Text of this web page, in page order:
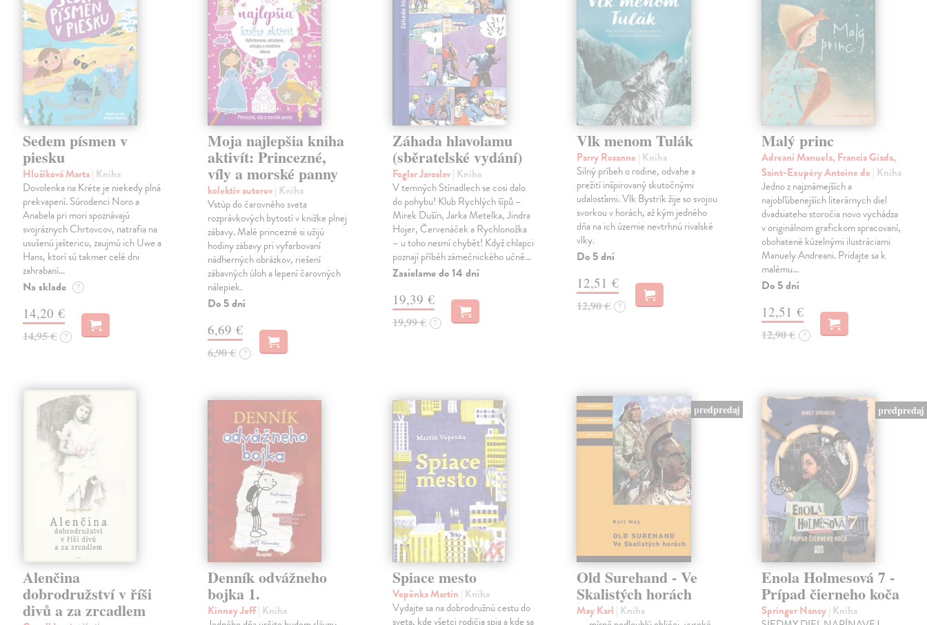
Sedem písmen v
piesku
Hlušíková Marta| Kniha
Dovolenka na Kréte je niekedy plná
prekvapení. Súrodenci Noro a
Anabela pri mori spoznávajú
svojráznych Chrtovcov, natrafia na
usušenú jaštericu, zaujmú ich Uwe a
Hans, ktorí sú takmer celé dni
zahrabaní…
Na sklade ?
14,20 €
14,95 € ?
Moja najlepšia kniha
aktivít: Princezné,
víly a morské panny
kolektív autorov| Kniha
Vstúp do čarovného sveta
rozprávkových bytostí v knižke plnej
zábavy. Malé princezné si užijú
hodiny zábavy pri vyfarbovaní
nádherných obrázkov, riešení
zábavných úloh a lepení čarovných
nálepiek.
Do 5 dní
6,69 €
6,90 € ?
Záhada hlavolamu
(sběratelské vydání)
Foglar Jaroslav| Kniha
V temných Stínadlech se cosi dalo
do pohybu! Klub Rychlých šípů –
Mirek Dušín, Jarka Metelka, Jindra
Hojer, Červenáček a Rychlonožka
– u toho nesmí chybět! Když chlapci
poznají příběh zámečnického učně…
Zasielame do 14 dní
19,39 €
19,99 € ?
Vlk menom Tulák
Parry Rosanne | Kniha
Silný príbeh o rodine, odvahe a
prežití inšpirovaný skutočnými
udalosťami. Vlk Bystrík žije so svojou
svorkou v horách, až kým jedného
dňa na ich územie nevtrhnú rivalské
vlky.
Do 5 dní
12,51 €
12,90 € ?
Malý princ
Adreani Manuela, Francia Giada,
Saint-Exupéry Antoine de | Kniha
Jedno z najznámejších a
najobľúbenejších literárnych diel
dvadsiateho storočia novo vychádza
v originálnom grafickom spracovaní,
obohatené kúzelnými ilustráciami
Manuely Andreani. Pridajte sa k
malému…
Do 5 dní
12,51 €
12,90 € ?
Alenčina
dobrodružství v říši
divů a za zrcadlem
Denník odvážneho
bojka 1.
Kinney Jeff| Kniha
Spiace mesto
Vopěnka Martin | Kniha
Vydajte sa na dobrodružnú cestu do
sveta, kde všetci rodičia spia a kde sa
predpredaj
Old Surehand - Ve
Skalistých horách
May Karl | Kniha
predpredaj
Enola Holmesová 7 -
Prípad čierneho koča
Springer Nancy| Kniha